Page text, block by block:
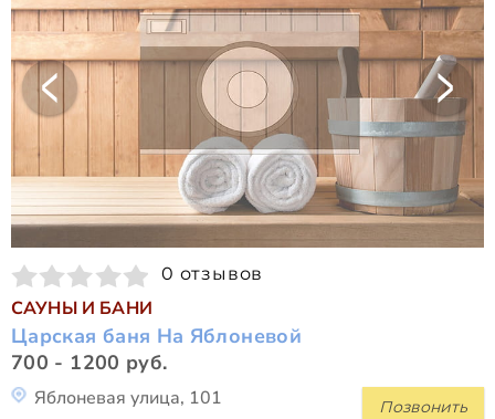
0 отзывов
САУНЫ И БАНИ
Царская баня На Яблоневой
700 - 1200 руб.
Позвонить
Яблоневая улица, 101